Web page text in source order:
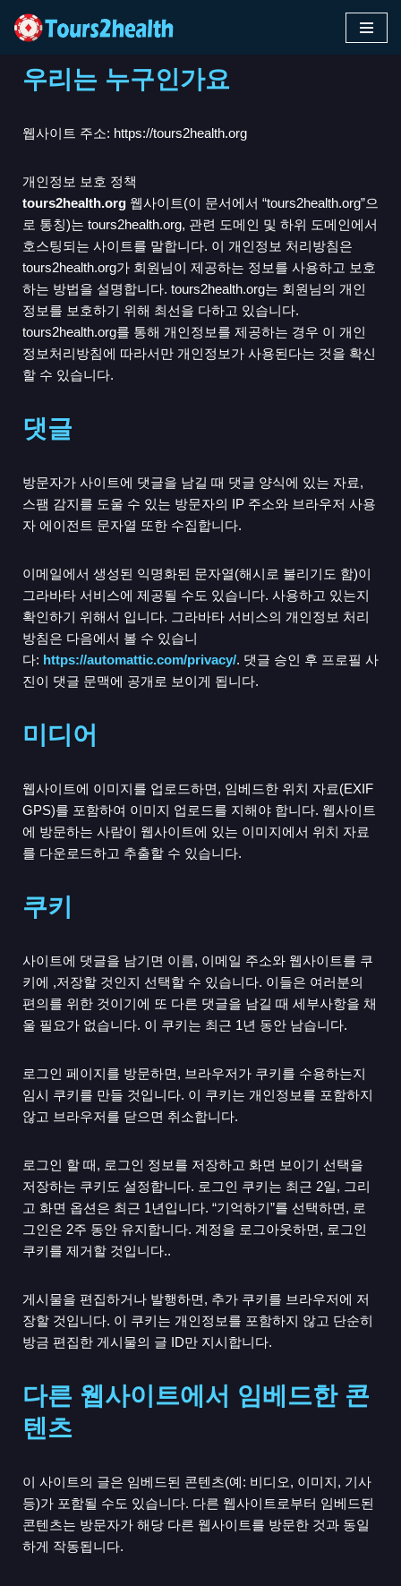
텐
건
뛰
기
우리는 누구인가요
웹사이트 주소: https://tours2health.org
개인정보 보호 정책
tours2health.org 웹사이트(이 문서에서 “tours2health.org”으
로 통칭)는 tours2health.org, 관련 도메인 및 하위 도메인에서
호스팅되는 사이트를 말합니다. 이 개인정보 처리방침은
tours2health.org가 회원님이 제공하는 정보를 사용하고 보호
하는 방법을 설명합니다. tours2health.org는 회원님의 개인
정보를 보호하기 위해 최선을 다하고 있습니다.
tours2health.org를 통해 개인정보를 제공하는 경우 이 개인
정보처리방침에 따라서만 개인정보가 사용된다는 것을 확신
할 수 있습니다.
댓글
방문자가 사이트에 댓글을 남길 때 댓글 양식에 있는 자료,
스팸 감지를 도울 수 있는 방문자의 IP 주소와 브라우저 사용
자 에이전트 문자열 또한 수집합니다.
이메일에서 생성된 익명화된 문자열(해시로 불리기도 함)이
그라바타 서비스에 제공될 수도 있습니다. 사용하고 있는지
확인하기 위해서 입니다. 그라바타 서비스의 개인정보 처리
방침은 다음에서 볼 수 있습니
다: https://automattic.com/privacy/. 댓글 승인 후 프로필 사
진이 댓글 문맥에 공개로 보이게 됩니다.
미디어
웹사이트에 이미지를 업로드하면, 임베드한 위치 자료(EXIF
GPS)를 포함하여 이미지 업로드를 지해야 합니다. 웹사이트
에 방문하는 사람이 웹사이트에 있는 이미지에서 위치 자료
를 다운로드하고 추출할 수 있습니다.
쿠키
사이트에 댓글을 남기면 이름, 이메일 주소와 웹사이트를 쿠
키에 ,저장할 것인지 선택할 수 있습니다. 이들은 여러분의
편의를 위한 것이기에 또 다른 댓글을 남길 때 세부사항을 채
울 필요가 없습니다. 이 쿠키는 최근 1년 동안 남습니다.
로그인 페이지를 방문하면, 브라우저가 쿠키를 수용하는지
임시 쿠키를 만들 것입니다. 이 쿠키는 개인정보를 포함하지
않고 브라우저를 닫으면 취소합니다.
로그인 할 때, 로그인 정보를 저장하고 화면 보이기 선택을
저장하는 쿠키도 설정합니다. 로그인 쿠키는 최근 2일, 그리
고 화면 옵션은 최근 1년입니다. “기억하기”를 선택하면, 로
그인은 2주 동안 유지합니다. 계정을 로그아웃하면, 로그인
쿠키를 제거할 것입니다..
게시물을 편집하거나 발행하면, 추가 쿠키를 브라우저에 저
장할 것입니다. 이 쿠키는 개인정보를 포함하지 않고 단순히
방금 편집한 게시물의 글 ID만 지시합니다.
다른 웹사이트에서 임베드한 콘
텐츠
이 사이트의 글은 임베드된 콘텐츠(예: 비디오, 이미지, 기사
등)가 포함될 수도 있습니다. 다른 웹사이트로부터 임베드된
콘텐츠는 방문자가 해당 다른 웹사이트를 방문한 것과 동일
하게 작동됩니다.